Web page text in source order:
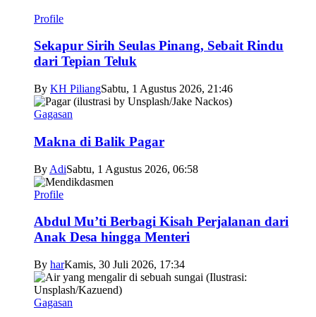
Profile
Sekapur Sirih Seulas Pinang, Sebait Rindu
dari Tepian Teluk
By KH PiliangSabtu, 1 Agustus 2026, 21:46
Gagasan
Makna di Balik Pagar
By AdiSabtu, 1 Agustus 2026, 06:58
Profile
Abdul Mu’ti Berbagi Kisah Perjalanan dari
Anak Desa hingga Menteri
By harKamis, 30 Juli 2026, 17:34
Gagasan